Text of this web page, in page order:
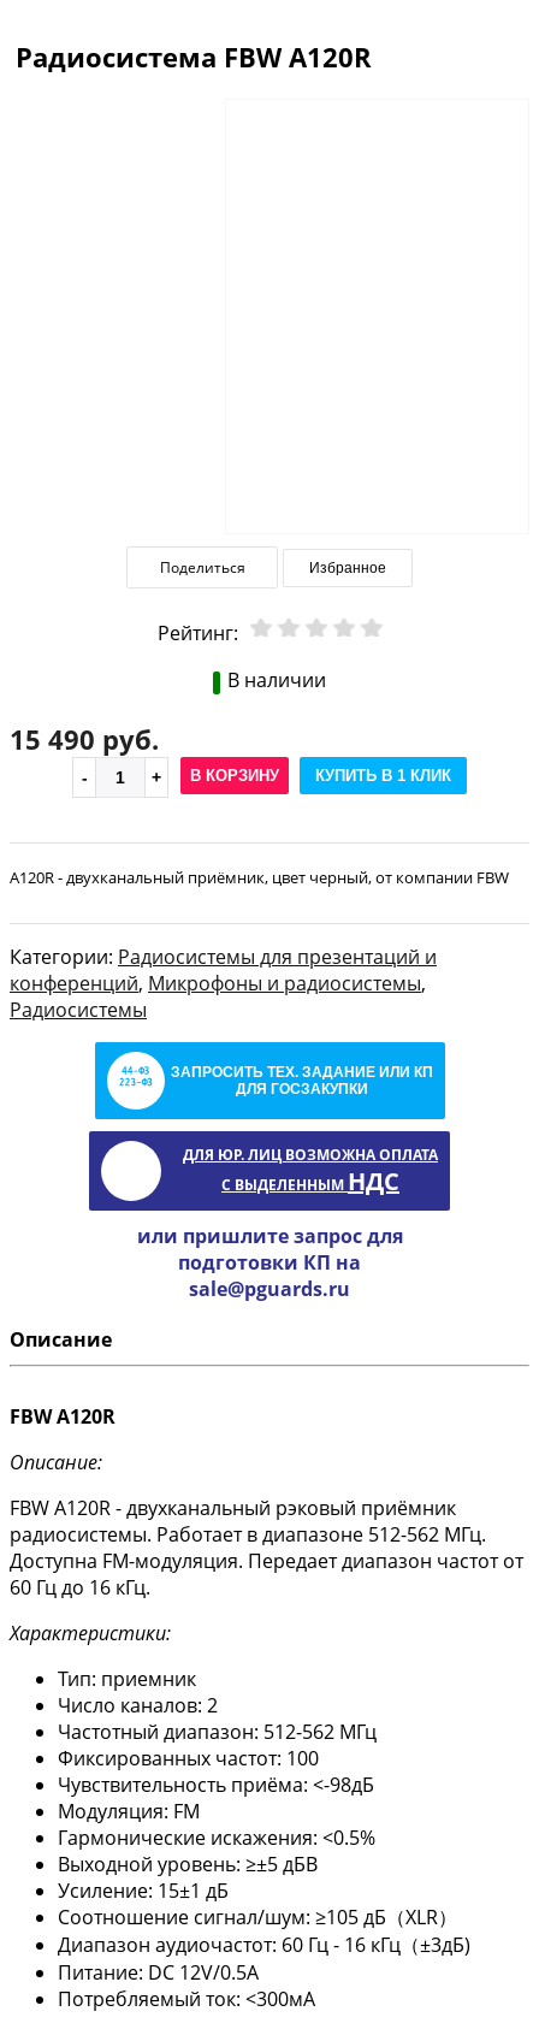
Радиосистема FBW A120R
Поделиться Избранное
Рейтинг:
В наличии
15 490 руб.
В КОРЗИНУ КУПИТЬ В 1 КЛИК
A120R - двухканальный приёмник, цвет черный, от компании FBW
Категории: Радиосистемы для презентаций и
конференций, Микрофоны и радиосистемы,
Радиосистемы
ЗАПРОСИТЬ ТЕХ. ЗАДАНИЕ ИЛИ КП
ДЛЯ ГОСЗАКУПКИ
ДЛЯ ЮР. ЛИЦ ВОЗМОЖНА ОПЛАТА
С ВЫДЕЛЕННЫМ НДС
или пришлите запрос для
подготовки КП на
sale@pguards.ru
Описание
FBW A120R
Описание:
FBW A120R - двухканальный рэковый приёмник
радиосистемы. Работает в диапазоне 512-562 МГц.
Доступна FM-модуляция. Передает диапазон частот от
60 Гц до 16 кГц.
Характеристики:
Тип: приемник
Число каналов: 2
Частотный диапазон: 512-562 МГц
Фиксированных частот: 100
Чувствительность приёма: <-98дБ
Модуляция: FM
Гармонические искажения: <0.5%
Выходной уровень: ≥±5 дБВ
Усиление: 15±1 дБ
Соотношение сигнал/шум: ≥105 дБ（XLR）
Диапазон аудиочастот: 60 Гц - 16 кГц（±3дБ)
Питание: DC 12V/0.5A
Потребляемый ток: <300мА